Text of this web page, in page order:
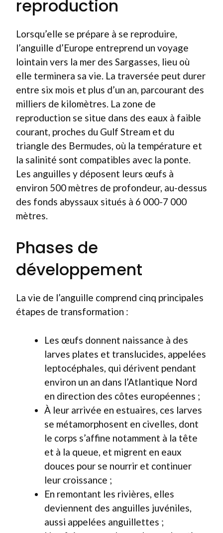
reproduction
Lorsqu’elle se prépare à se reproduire,
l’anguille d’Europe entreprend un voyage
lointain vers la mer des Sargasses, lieu où
elle terminera sa vie. La traversée peut durer
entre six mois et plus d’un an, parcourant des
milliers de kilomètres. La zone de
reproduction se situe dans des eaux à faible
courant, proches du Gulf Stream et du
triangle des Bermudes, où la température et
la salinité sont compatibles avec la ponte.
Les anguilles y déposent leurs œufs à
environ 500 mètres de profondeur, au-dessus
des fonds abyssaux situés à 6 000-7 000
mètres.
Phases de
développement
La vie de l’anguille comprend cinq principales
étapes de transformation :
Les œufs donnent naissance à des
larves plates et translucides, appelées
leptocéphales, qui dérivent pendant
environ un an dans l’Atlantique Nord
en direction des côtes européennes ;
À leur arrivée en estuaires, ces larves
se métamorphosent en civelles, dont
le corps s’affine notamment à la tête
et à la queue, et migrent en eaux
douces pour se nourrir et continuer
leur croissance ;
En remontant les rivières, elles
deviennent des anguilles juvéniles,
aussi appelées anguillettes ;